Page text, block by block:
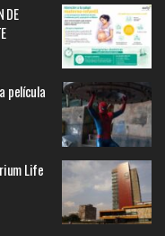
DE
película
Life